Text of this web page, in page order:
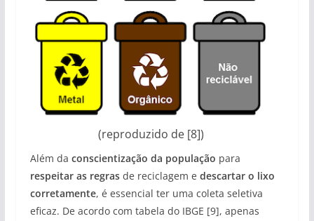
(reproduzido de [8])
Além da conscientização da população para
respeitar as regrasde reciclagem e descartar o lixo
corretamente, é essencial ter uma coleta seletiva
eficaz. De acordo com tabela do IBGE [9], apenas